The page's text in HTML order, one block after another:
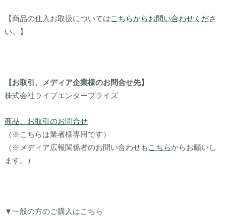
【商品の仕入お取扱についてはこちらからお問い合わせくださ
い。】
【お取引、メディア企業様のお問合せ先】
株式会社ライブエンタープライズ
商品、お取引のお問合せ
（※こちらは業者様専用です）
（※メディア広報関係者のお問い合わせも こちらからお願いし
ます。）
▼一般の方のご購入はこちら